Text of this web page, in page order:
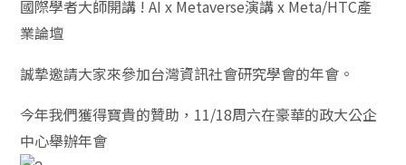
國際學者大師開講 ! AI x Metaverse演講 x Meta/HTC產
業論壇
誠摯邀請大家來參加台灣資訊社會研究學會的年會。
今年我們獲得寶貴的贊助，11/18周六在豪華的政大公企
中心舉辦年會